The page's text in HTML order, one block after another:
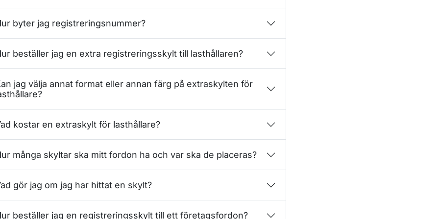
byter jag registreringsnummer?
beställer jag en extra registreringsskylt till lasthållaren?
jag välja annat format eller annan färg på extraskylten för
kostar en extraskylt för lasthållare?
många skyltar ska mitt fordon ha och var ska de placeras?
gör jag om jag har hittat en skylt?
beställer jag en registreringsskylt till ett företagsfordon?